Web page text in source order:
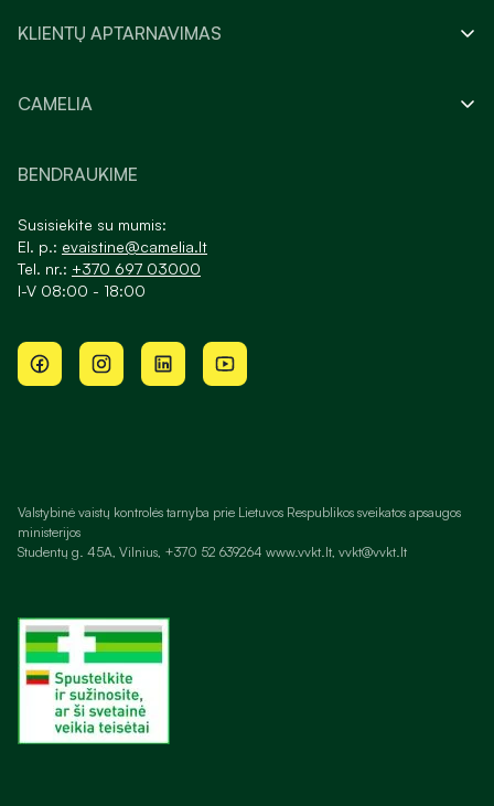
KLIENTŲ APTARNAVIMAS
CAMELIA
BENDRAUKIME
Susisiekite su mumis:
El. p.: evaistine@camelia.lt
Tel. nr.: +370 697 03000
I-V 08:00 - 18:00
Valstybinė vaistų kontrolės tarnyba prie Lietuvos Respublikos sveikatos apsaugos
ministerijos
Studentų g. 45A, Vilnius, +370 52 639264 www.vvkt.lt, vvkt@vvkt.lt